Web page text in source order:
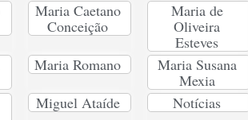
Maria Caetano
Conceição
Maria de
Oliveira
Esteves
Maria Romano
Maria Susana
Mexia
Miguel Ataíde Notícias